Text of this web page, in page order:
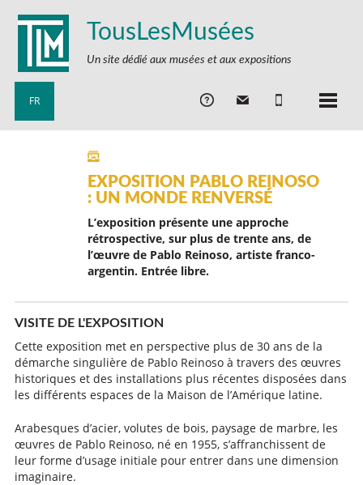
TousLesMusées
Un site dédié aux musées et aux expositions
FR
EXPOSITION PABLO REINOSO
: UN MONDE RENVERSÉ
L’exposition présente une approche
rétrospective, sur plus de trente ans, de
l’œuvre de Pablo Reinoso, artiste franco-
argentin. Entrée libre.
VISITE DE L'EXPOSITION
Cette exposition met en perspective plus de 30 ans de la
démarche singulière de Pablo Reinoso à travers des œuvres
historiques et des installations plus récentes disposées dans
les différents espaces de la Maison de l’Amérique latine.
Arabesques d’acier, volutes de bois, paysage de marbre, les
œuvres de Pablo Reinoso, né en 1955, s’affranchissent de
leur forme d’usage initiale pour entrer dans une dimension
imaginaire.